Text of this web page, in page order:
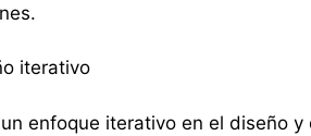
iterativo
enfoque iterativo en el diseño